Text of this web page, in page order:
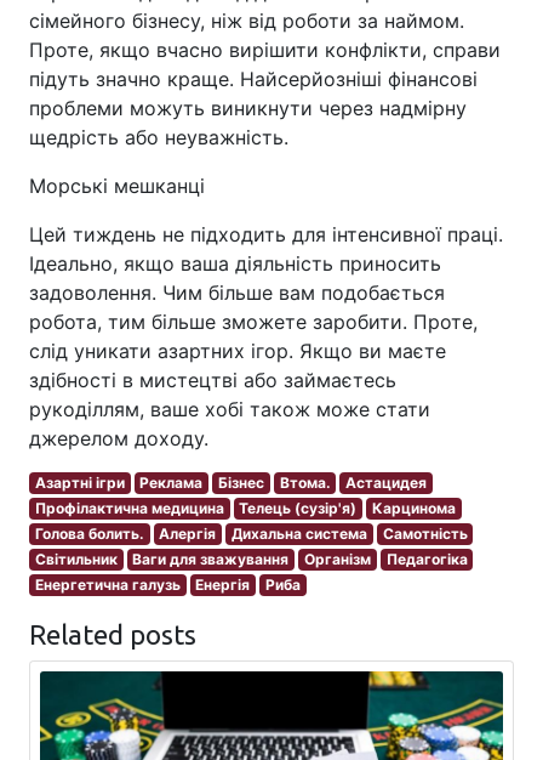
сімейного бізнесу, ніж від роботи за наймом.
Проте, якщо вчасно вирішити конфлікти, справи
підуть значно краще. Найсерйозніші фінансові
проблеми можуть виникнути через надмірну
щедрість або неуважність.
Морські мешканці
Цей тиждень не підходить для інтенсивної праці.
Ідеально, якщо ваша діяльність приносить
задоволення. Чим більше вам подобається
робота, тим більше зможете заробити. Проте,
слід уникати азартних ігор. Якщо ви маєте
здібності в мистецтві або займаєтесь
рукоділлям, ваше хобі також може стати
джерелом доходу.
Азартні ігри Реклама Бізнес Втома.
Астацидея
Профілактична медицина
Телець (сузір'я)
Карцинома
Голова болить.
Алергія Дихальна система
Самотність
Світильник
Ваги для зважування Організм
Педагогіка
Енергетична галузь
Енергія Риба
Related posts